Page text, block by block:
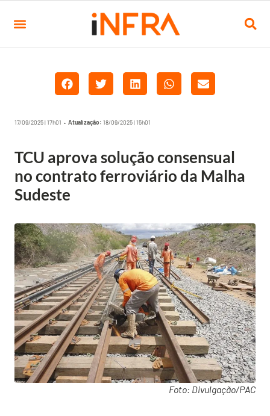
17/09/2025 | 17h01 • Atualização: 18/09/2025 | 15h01
TCU aprova solução consensual
no contrato ferroviário da Malha
Sudeste
Foto: Divulgação/PAC